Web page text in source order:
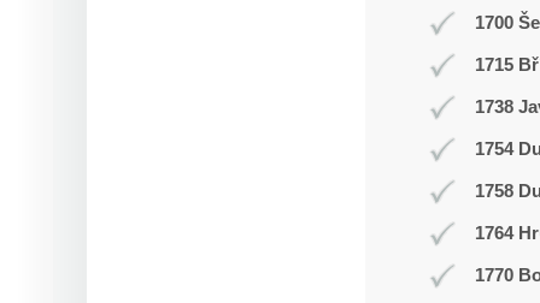
1700
1715
1738
1754
1758
1764
1770